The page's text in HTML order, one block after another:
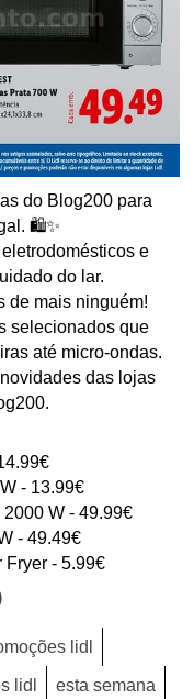
do Blog200 para
🛍️✨
e
do lar.
de mais ninguém!
selecionados que
até micro-ondas.
das lojas
- 13.99€
W - 49.99€
- 49.49€
Fryer - 5.99€
lidl
lidl esta semana